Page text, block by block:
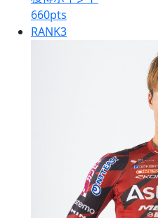
660pts
RANK3